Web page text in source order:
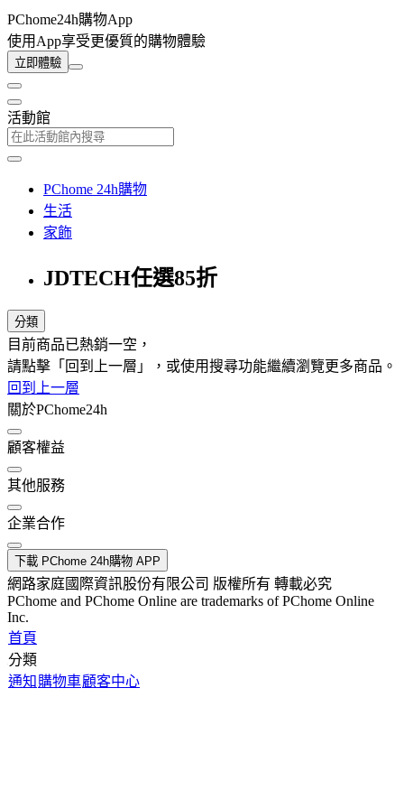
PChome24h購物App
使用App享受更優質的購物體驗
立即體驗
活動館
PChome 24h購物
生活
家飾
JDTECH任選85折
分類
目前商品已熱銷一空，
請點擊「回到上一層」，或使用搜尋功能繼續瀏覽更多商品。
回到上一層
關於PChome24h
顧客權益
其他服務
企業合作
下載 PChome 24h購物 APP
網路家庭國際資訊股份有限公司 版權所有 轉載必究
PChome and PChome Online are trademarks of PChome Online
Inc.
首頁
分類
通知 購物車顧客中心